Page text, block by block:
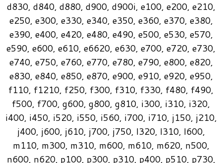
d830, d840, d880, d900, d900i, e100, e200, e210,
e250, e300, e330, e340, e350, e360, e370, e380,
e390, e400, e420, e480, e490, e500, e530, e570,
e590, e600, e610, e6620, e630, e700, e720, e730,
e740, e750, e760, e770, e780, e790, e800, e820,
e830, e840, e850, e870, e900, e910, e920, e950,
f110, f1210, f250, f300, f310, f330, f480, f490,
f500, f700, g600, g800, g810, i300, i310, i320,
i400, i450, i520, i550, i560, i700, i710, j150, j210,
j400, j600, j610, j700, j750, l320, l310, l600,
m110, m300, m310, m600, m610, m620, n500,
n600, n620, p100, p300, p310, p400, p510, p730,